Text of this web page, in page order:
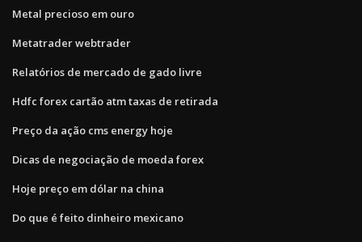
Metal precioso em ouro
Metatrader webtrader
Relatórios de mercado de gado livre
Hdfc forex cartão atm taxas de retirada
Preço da ação cms energy hoje
Dicas de negociação de moeda forex
Hoje preço em dólar na china
Do que é feito dinheiro mexicano